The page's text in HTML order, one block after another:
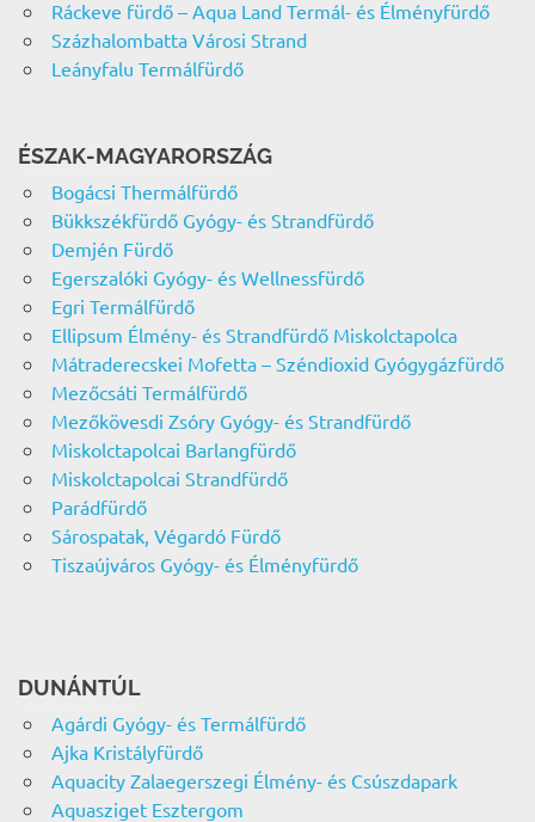
Ráckeve fürdő – Aqua Land Termál- és Élményfürdő
Százhalombatta Városi Strand
Leányfalu Termálfürdő
ÉSZAK-MAGYARORSZÁG
Bogácsi Thermálfürdő
Bükkszékfürdő Gyógy- és Strandfürdő
Demjén Fürdő
Egerszalóki Gyógy- és Wellnessfürdő
Egri Termálfürdő
Ellipsum Élmény- és Strandfürdő Miskolctapolca
Mátraderecskei Mofetta – Széndioxid Gyógygázfürdő
Mezőcsáti Termálfürdő
Mezőkövesdi Zsóry Gyógy- és Strandfürdő
Miskolctapolcai Barlangfürdő
Miskolctapolcai Strandfürdő
Parádfürdő
Sárospatak, Végardó Fürdő
Tiszaújváros Gyógy- és Élményfürdő
DUNÁNTÚL
Agárdi Gyógy- és Termálfürdő
Ajka Kristályfürdő
Aquacity Zalaegerszegi Élmény- és Csúszdapark
Aquasziget Esztergom